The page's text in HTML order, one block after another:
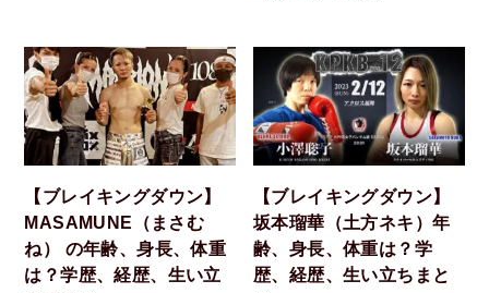
【ブレイキングダウン】
MASAMUNE（まさむ
ね） の年齢、身長、体重
は？学歴、経歴、生い立
【ブレイキングダウン】
坂本瑠華（土方ネキ）年
齢、身長、体重は？学
歴、経歴、生い立ちまと